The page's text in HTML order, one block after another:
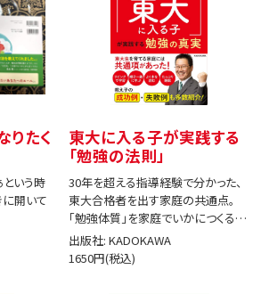
りたく
いう時
に開いて
東大に入る子が実践する
「勉強の法則」
30年を超える指導経験で分かった、
東大合格者を出す家庭の共通点。
「勉強体質」を家庭でいかにつくる
か。
出版社: KADOKAWA
1650円(税込)